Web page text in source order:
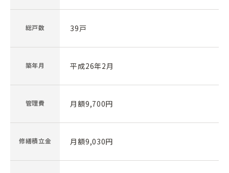
総戸数 39戸
築年月 平成26年2月
管理費 月額9,700円
修繕積立金 月額9,030円